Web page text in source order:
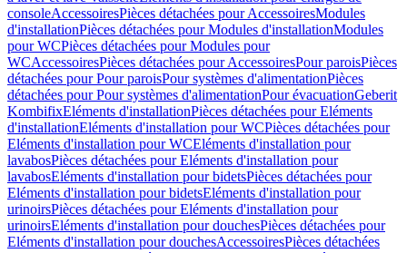
consoleAccessoiresPièces détachées pour AccessoiresModules
d'installationPièces détachées pour Modules d'installationModules
pour WCPièces détachées pour Modules pour
WCAccessoiresPièces détachées pour AccessoiresPour paroisPièces
détachées pour Pour paroisPour systèmes d'alimentationPièces
détachées pour Pour systèmes d'alimentationPour évacuationGeberit
KombifixEléments d'installationPièces détachées pour Eléments
d'installationEléments d'installation pour WCPièces détachées pour
Eléments d'installation pour WCEléments d'installation pour
lavabosPièces détachées pour Eléments d'installation pour
lavabosEléments d'installation pour bidetsPièces détachées pour
Eléments d'installation pour bidetsEléments d'installation pour
urinoirsPièces détachées pour Eléments d'installation pour
urinoirsEléments d'installation pour douchesPièces détachées pour
Eléments d'installation pour douchesAccessoiresPièces détachées